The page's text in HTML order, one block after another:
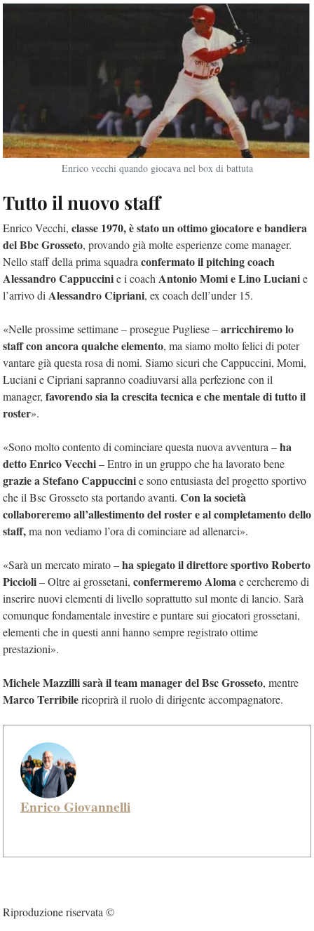
Enrico vecchi quando giocava nel box di battuta
Tutto il nuovo staff
Enrico Vecchi, classe 1970, è stato un ottimo giocatore e bandiera
del Bbc Grosseto, provando già molte esperienze come manager.
Nello staff della prima squadra confermato il pitching coach
Alessandro Cappuccinie i coach Antonio Momi e Lino Lucianie
l’arrivo di Alessandro Cipriani, ex coach dell’under 15.
«Nelle prossime settimane – prosegue Pugliese –arricchiremo lo
staff con ancora qualche elemento, ma siamo molto felici di poter
vantare già questa rosa di nomi. Siamo sicuri che Cappuccini, Momi,
Luciani e Cipriani sapranno coadiuvarsi alla perfezione con il
manager, favorendo sia la crescita tecnica e che mentale di tutto il
roster».
«Sono molto contento di cominciare questa nuova avventura –ha
detto Enrico Vecchi– Entro in un gruppo che ha lavorato bene
grazie a Stefano Cappuccinie sono entusiasta del progetto sportivo
che il Bsc Grosseto sta portando avanti. Con la società
collaboreremo all’allestimento del roster e al completamento dello
staff,ma non vediamo l’ora di cominciare ad allenarci».
«Sarà un mercato mirato –ha spiegato il direttore sportivo Roberto
Piccioli– Oltre ai grossetani, confermeremo Alomae cercheremo di
inserire nuovi elementi di livello soprattutto sul monte di lancio. Sarà
comunque fondamentale investire e puntare sui giocatori grossetani,
elementi che in questi anni hanno sempre registrato ottime
prestazioni».
Michele Mazzilli sarà il team manager del Bsc Grosseto, mentre
Marco Terribilericoprirà il ruolo di dirigente accompagnatore.
Enrico Giovannelli
Riproduzione riservata ©